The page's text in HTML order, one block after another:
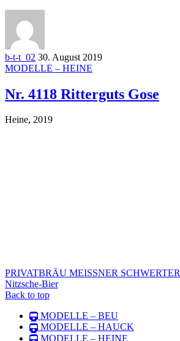
b-t-t_02 30. August 2019
MODELLE – HEINE
Nr. 4118 Ritterguts Gose
Heine, 2019
PRIVATBRÄU MEISSNER SCHWERTER
Nitzsche-Bier
Back to top
MODELLE – BEU
MODELLE – HAUCK
MODELLE – HEINE